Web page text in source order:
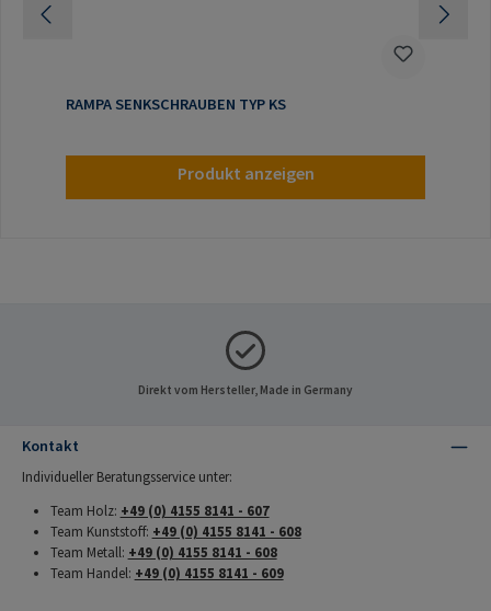
RAMPA SENKSCHRAUBEN TYP KS
Produkt anzeigen
Direkt vom Hersteller, Made in Germany
Kontakt
Individueller Beratungsservice unter:
Team Holz: +49 (0) 4155 8141 - 607
Team Kunststoff: +49 (0) 4155 8141 - 608
Team Metall: +49 (0) 4155 8141 - 608
Team Handel: +49 (0) 4155 8141 - 609